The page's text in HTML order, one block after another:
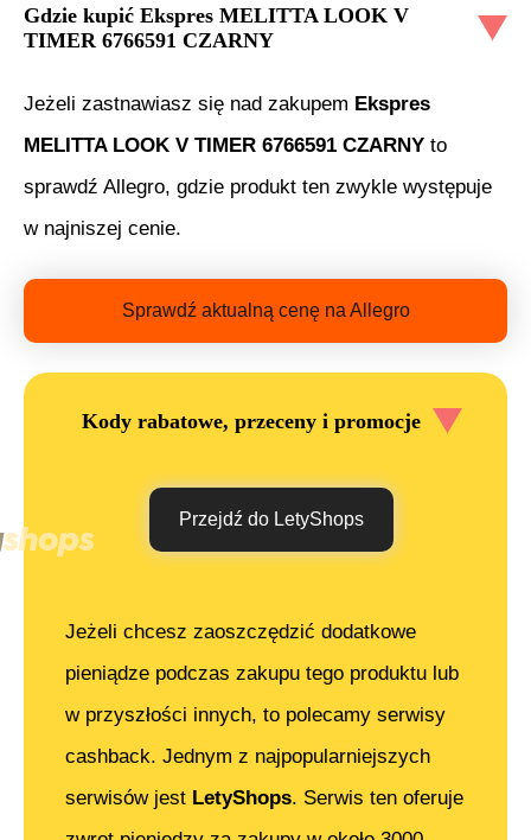
Gdzie kupić Ekspres MELITTA LOOK V
TIMER 6766591 CZARNY
Jeżeli zastnawiasz się nad zakupem Ekspres
MELITTA LOOK V TIMER 6766591 CZARNY to
sprawdź Allegro, gdzie produkt ten zwykle występuje
w najniszej cenie.
Sprawdź aktualną cenę na Allegro
Kody rabatowe, przeceny i promocje
Przejdź do LetyShops
Jeżeli chcesz zaoszczędzić dodatkowe
pieniądze podczas zakupu tego produktu lub
w przyszłości innych, to polecamy serwisy
cashback. Jednym z najpopularniejszych
serwisów jest LetyShops. Serwis ten oferuje